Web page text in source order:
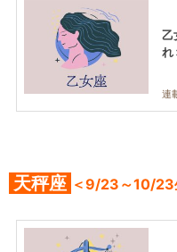
乙
れ
連
天秤座 ＜9/23～10/23